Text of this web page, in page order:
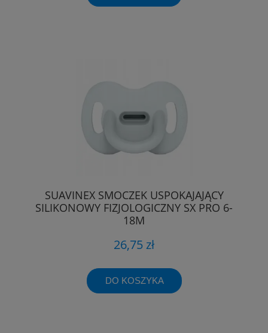
SUAVINEX SMOCZEK USPOKAJAJĄCY
SILIKONOWY FIZJOLOGICZNY SX PRO 6-
18M
26,75 zł
DO KOSZYKA